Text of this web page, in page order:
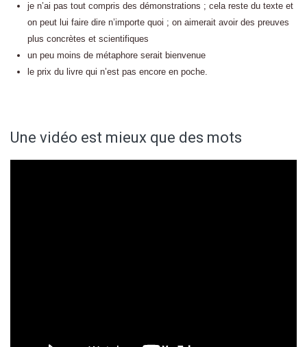
je n’ai pas tout compris des démonstrations ; cela reste du texte et
on peut lui faire dire n’importe quoi ; on aimerait avoir des preuves
plus concrètes et scientifiques
un peu moins de métaphore serait bienvenue
le prix du livre qui n’est pas encore en poche.
Une vidéo est mieux que des mots